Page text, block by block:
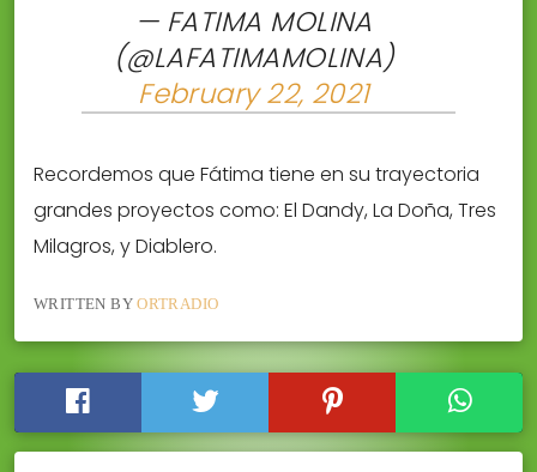
— FATIMA MOLINA
(@LAFATIMAMOLINA)
February 22, 2021
Recordemos que Fátima tiene en su trayectoria
grandes proyectos como: El Dandy, La Doña, Tres
Milagros, y Diablero.
WRITTEN BYORTRADIO